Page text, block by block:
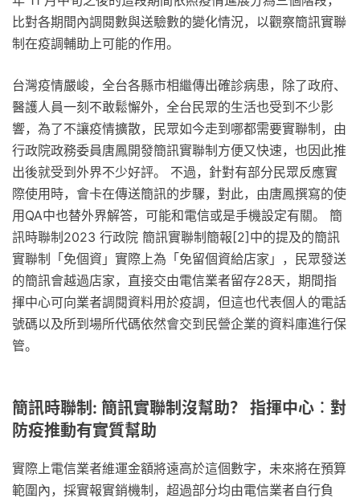
比對各期間內調閱數與送驗數的變化情況，以觀察簡訊實聯
制在疫調輔助上可能的作用。
台灣疫情嚴峻，全台各縣市相繼傳出確診病患，除了政府、
醫護人員一刻不敢鬆懈外，全台民眾的生活也受到不少影
響，為了不讓疫情擴散，民眾如今走到哪都需要實聯制，由
行政院政務委員唐鳳開發簡訊實聯制方便又快速，也因此推
出後就受到外界不少好評。 不過，針對有部分民眾反應實
際使用時，會卡在傳送簡訊的步驟，對此，由唐鳳撰寫的使
用QA中也替外界解答，可能和電信或是手機設定有關。 簡
訊時聯制2023 行政院 簡訊實聯制簡報[2]中的提及的簡訊
實聯制「免個資」實際上為「免留個資給店家」，民眾發送
的簡訊會越過店家，直接交由電信業者留存28天，期間指
揮中心可向業者調閱資料用於疫調，但這也代表個人的電話
號碼以及所到場所代碼依然會交到民營企業的資料庫進行保
管。
簡訊時聯制: 簡訊實聯制沒幫助？ 指揮中心︰對
防疫推動有實質幫助
實際上電信業者維運金額將遠高於這個數字，未來將在預算
範圍內，採實報實銷機制，超過部分均由電信業者自行負